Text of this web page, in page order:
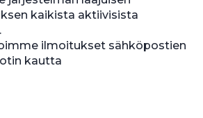
kaikista aktiivisista
ilmoitukset sähköpostien
kautta